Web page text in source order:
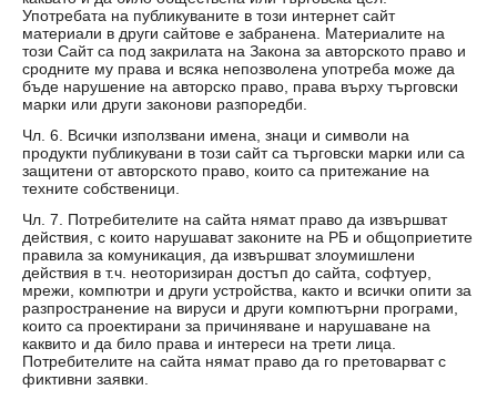
Употребата на публикуваните в този интернет сайт
материали в други сайтове е забранена. Материалите на
този Сайт са под закрилата на Закона за авторското право и
сродните му права и всяка непозволена употреба може да
бъде нарушение на авторско право, права върху търговски
марки или други законови разпоредби.
Чл. 6. Всички използвани имена, знаци и символи на
продукти публикувани в този сайт са търговски марки или са
защитени от авторското право, които са притежание на
техните собственици.
Чл. 7. Потребителите на сайта нямат право да извършват
действия, с които нарушават законите на РБ и общоприетите
правила за комуникация, да извършват злоумишлени
действия в т.ч. неоторизиран достъп до сайта, софтуер,
мрежи, компютри и други устройства, както и всички опити за
разпространение на вируси и други компютърни програми,
които са проектирани за причиняване и нарушаване на
каквито и да било права и интереси на трети лица.
Потребителите на сайта нямат право да го претоварват с
фиктивни заявки.